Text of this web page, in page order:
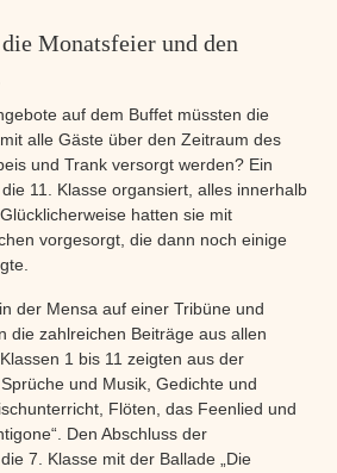
Monatsfeier und den
auf dem Buffet müssten die
alle Gäste über den Zeitraum des
und Trank versorgt werden? Ein
11. Klasse organsiert, alles innerhalb
hatten sie mit
vorgesorgt, die dann noch einige
der Mensa auf einer Tribüne und
die zahlreichen Beiträge aus allen
1 bis 11 zeigten aus der
und Musik, Gedichte und
Flöten, das Feenlied und
Den Abschluss der
7. Klasse mit der Ballade „Die